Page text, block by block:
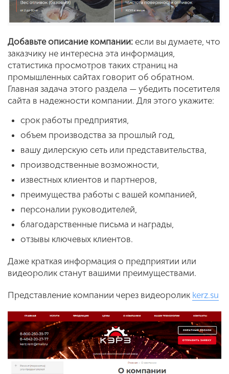
Добавьте описание компании: если вы думаете, что
заказчику не интересна эта информация,
статистика просмотров таких страниц на
промышленных сайтах говорит об обратном.
Главная задача этого раздела — убедить посетителя
сайта в надежности компании. Для этого укажите:
срок работы предприятия,
объем производства за прошлый год,
вашу дилерскую сеть или представительства,
производственные возможности,
известных клиентов и партнеров,
преимущества работы с вашей компанией,
персоналии руководителей,
благодарственные письма и награды,
отзывы ключевых клиентов.
Даже краткая информация о предприятии или
видеоролик станут вашими преимуществами.
Представление компании через видеоролик kerz.su